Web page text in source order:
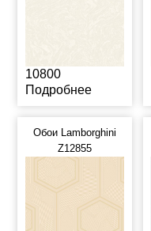
10800
Подробнее
Обои Lamborghini
Z12855